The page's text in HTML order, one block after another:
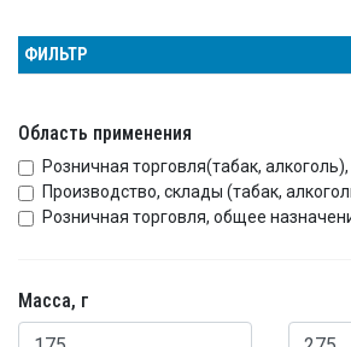
ФИЛЬТР
Область применения
Розничная торговля(табак,
Производство, склады (табак,
Розничная торговля, общее
Масса, г